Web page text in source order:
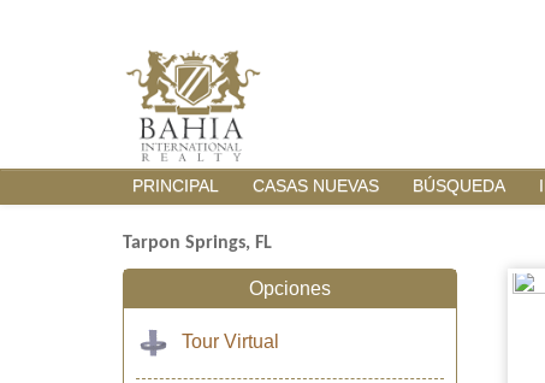
PRINCIPAL CASAS NUEVAS BÚSQUEDA
Tarpon Springs, FL
Opciones
Tour Virtual